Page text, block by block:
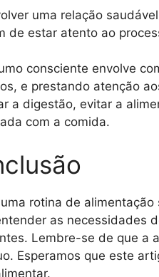
uma relação
de estar atento ao
consciente envolve
e prestando atenção
a digestão, evitar a
com a comida.
rotina de
as necessidades
Lembre-se de que a
Esperamos que este